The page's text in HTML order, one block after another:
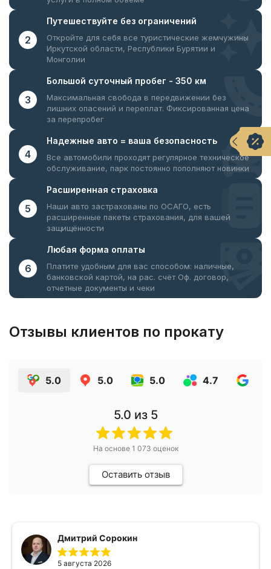
2
Путешествуйте без ограничений
Откройте для себя все туристические жемчужины
Иркутской области, Республики Бурятии и
Монголии
3
Большой суточный пробег - 350 км
Максимальная свобода в передвижении без
лишних опасений и переплат. Фиксированная цена
за перепробег
4
Надежные авто = ваша безопасность
Все автомобили проходят регулярное техническое
обслуживание, парк постоянно пополняют новинки
5
Расширенная страховка
Наши авто застрахованы по ОСАГО, есть
расширенные пакеты страхования, для вашей
защищённости
6
Любая форма оплаты
Платите удобным для вас способом: наличные,
банковской картой, на рас. счёт Оф. договор,
отчетные документы и чеки
Отзывы клиентов по прокату
5.0 5.0 5.0 4.7
5.0 из 5
На основе 1 073 оценок
Оставить отзыв
Дмитрий Сорокин
5 августа 2026